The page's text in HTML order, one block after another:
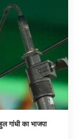
गांधी का भाजपा